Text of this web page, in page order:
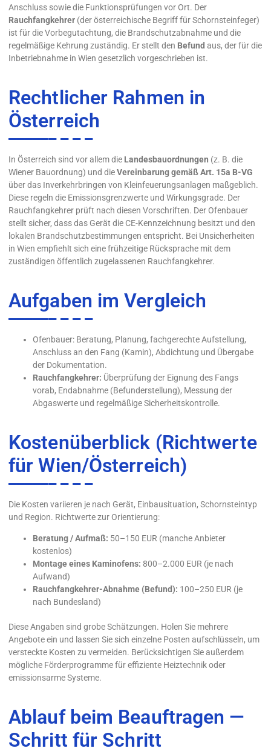
Anschluss sowie die Funktionsprüfungen vor Ort. Der
Rauchfangkehrer (der österreichische Begriff für Schornsteinfeger)
ist für die Vorbegutachtung, die Brandschutzabnahme und die
regelmäßige Kehrung zuständig. Er stellt den Befund aus, der für die
Inbetriebnahme in Wien gesetzlich vorgeschrieben ist.
Rechtlicher Rahmen in
Österreich
In Österreich sind vor allem die Landesbauordnungen (z. B. die
Wiener Bauordnung) und dieVereinbarung gemäß Art. 15a B-VG
über das Inverkehrbringen von Kleinfeuerungsanlagen maßgeblich.
Diese regeln die Emissionsgrenzwerte und Wirkungsgrade. Der
Rauchfangkehrer prüft nach diesen Vorschriften. Der Ofenbauer
stellt sicher, dass das Gerät die CE-Kennzeichnung besitzt und den
lokalen Brandschutzbestimmungen entspricht. Bei Unsicherheiten
in Wien empfiehlt sich eine frühzeitige Rücksprache mit dem
zuständigen öffentlich zugelassenen Rauchfangkehrer.
Aufgaben im Vergleich
Ofenbauer: Beratung, Planung, fachgerechte Aufstellung,
Anschluss an den Fang (Kamin), Abdichtung und Übergabe
der Dokumentation.
Rauchfangkehrer: Überprüfung der Eignung des Fangs
vorab, Endabnahme (Befunderstellung), Messung der
Abgaswerte und regelmäßige Sicherheitskontrolle.
Kostenüberblick (Richtwerte
für Wien/Österreich)
Die Kosten variieren je nach Gerät, Einbausituation, Schornsteintyp
und Region. Richtwerte zur Orientierung:
Beratung / Aufmaß: 50–150 EUR (manche Anbieter
kostenlos)
Montage eines Kaminofens: 800–2.000 EUR (je nach
Aufwand)
Rauchfangkehrer-Abnahme (Befund): 100–250 EUR (je
nach Bundesland)
Diese Angaben sind grobe Schätzungen. Holen Sie mehrere
Angebote ein und lassen Sie sich einzelne Posten aufschlüsseln, um
versteckte Kosten zu vermeiden. Berücksichtigen Sie außerdem
mögliche Förderprogramme für effiziente Heiztechnik oder
emissionsarme Systeme.
Ablauf beim Beauftragen —
Schritt für Schritt